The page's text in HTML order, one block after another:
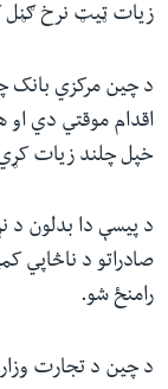
زیات ټیټ نرخ ګڼل
د چین مرکزي بانک
اقدام موقتي دي
خپل چلند زیات
د پیسې دا بدلون د
صادراتو د ناڅاپي
رامنځ شو.
د چین د تجارت